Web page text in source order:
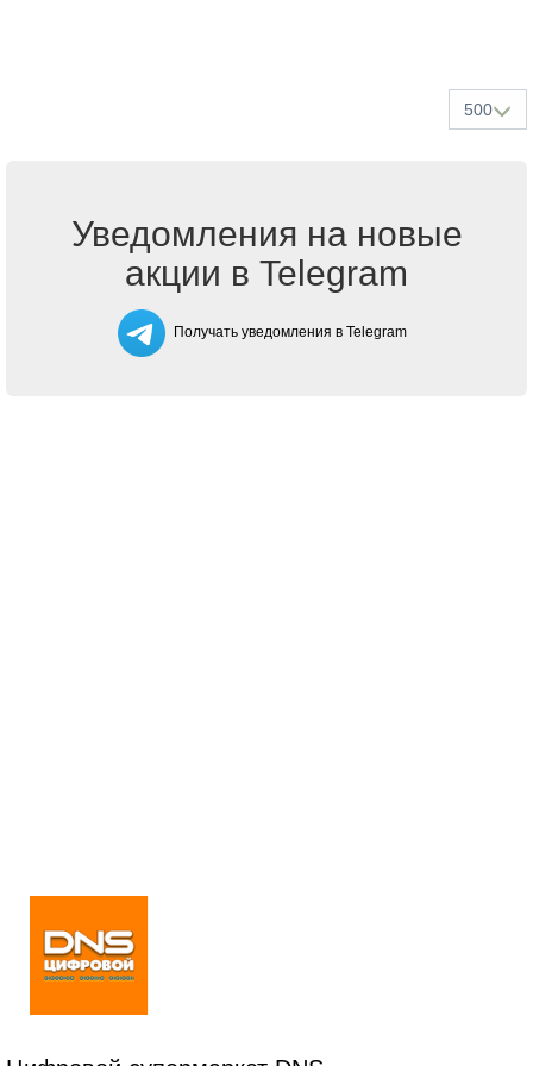
500
Уведомления на новые
акции в Telegram
Получать уведомления в Telegram